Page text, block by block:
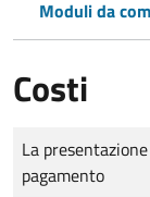
Moduli da
Costi
Tipo di pagamento
Importo
La
pagamento